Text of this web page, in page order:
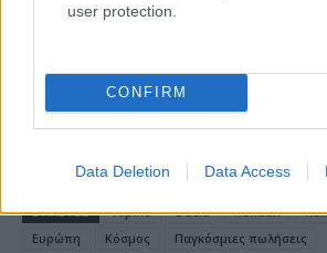
user protection.
CONFIRM
Data Deletion Data Access
Alpha Bank: Για πρώτη φορά το Αρχαίο
άνοιξε τις πύλες του σε όλους
ΕΤΙΚΕΤΕΣ Alpine Dacia Renault
Ευρώπη
Κόσμος Παγκόσμιες πωλήσεις